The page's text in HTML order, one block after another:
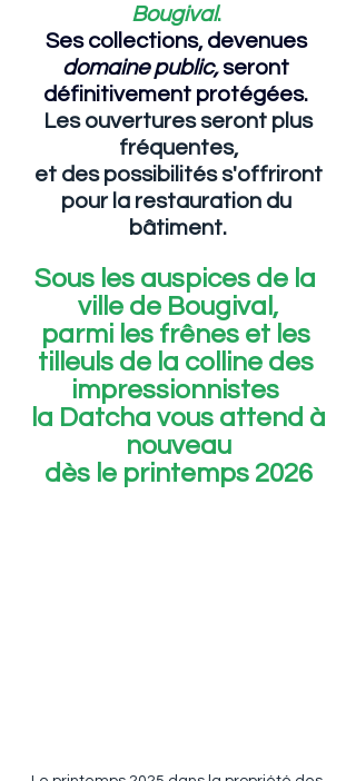
Bougival.
Ses collections, devenues
domaine public, seront
définitivement protégées.
fréquentes,
pour la restauration du
bâtiment.
Sous les auspices de la
ville de Bougival,
parmi les frênes et les
tilleuls de la colline des
impressionnistes
nouveau
dès le printemps 2026